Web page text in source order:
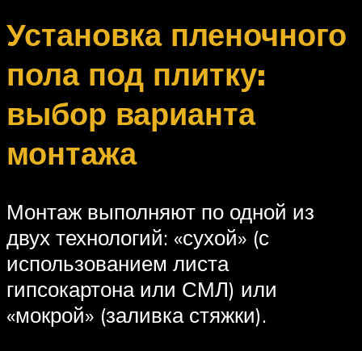
Установка пленочного
пола под плитку:
выбор варианта
монтажа
Монтаж выполняют по одной из
двух технологий: «сухой» (с
использованием листа
гипсокартона или СМЛ) или
«мокрой» (заливка стяжки).